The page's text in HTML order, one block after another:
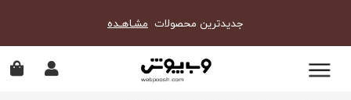
جدیدترین محصولات مشـاهـده